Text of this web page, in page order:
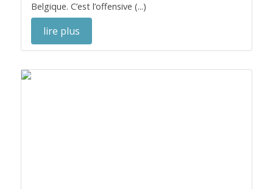
Belgique. C’est l’offensive (...)
lire plus